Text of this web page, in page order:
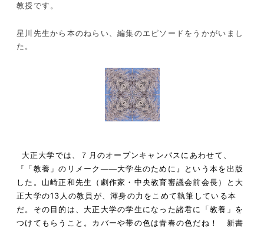
教授です。
星川先生から本のねらい、編集のエピソードをうかがいまし
た。
大正大学では、７月のオープンキャンパスにあわせて、
『「教養」のリメーク――大学生のために』という本を出版
した。山崎正和先生（劇作家・中央教育審議会前会長）と大
正大学の13 人の教員が、渾身の力をこめて執筆している本
だ。その目的は、大正大学の学生になった諸君に「教養」を
つけてもらうこと。カバーや帯の色は青春の色だね！ 新書